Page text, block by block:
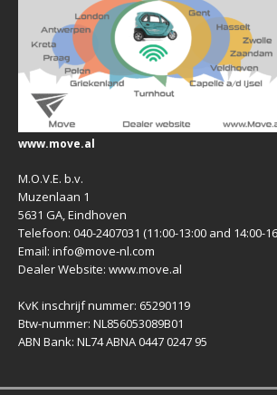
www.move.al
M.O.V.E. b.v.
Muzenlaan 1
5631 GA, Eindhoven
Telefoon: 040-2407031 (11:00-13:00 and 14:00-
Email: info@move-nl.com
Dealer Website: www.move.al
KvK inschrijf nummer: 65290119
Btw-nummer: NL856053089B01
ABN Bank: NL74 ABNA 0447 0247 95